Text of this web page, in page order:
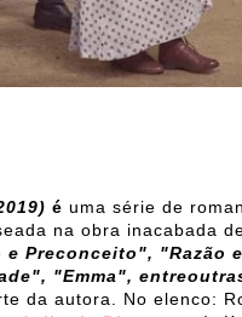
é uma série de
na obra inacabada
e Preconceito", "Razão e
"Emma",
da autora. No elenco: